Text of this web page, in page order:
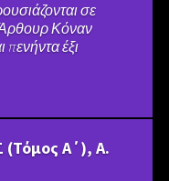
σε
Άρθουρ Κόναν
πενήντα έξι
Α΄), Α.